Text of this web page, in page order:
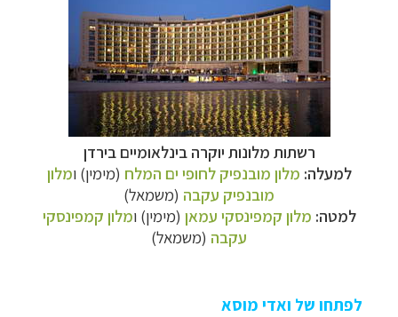
רשתות מלונות יוקרה בינלאומיים בירדן
למעלה: מלון מובנפיק לחופי ים המלח (מימין) ומלון
מובנפיק עקבה (משמאל)
למטה: מלון קמפינסקי עמאן (מימין) ומלון קמפינסקי
עקבה (משמאל)
לפתחו של ואדי מוסא